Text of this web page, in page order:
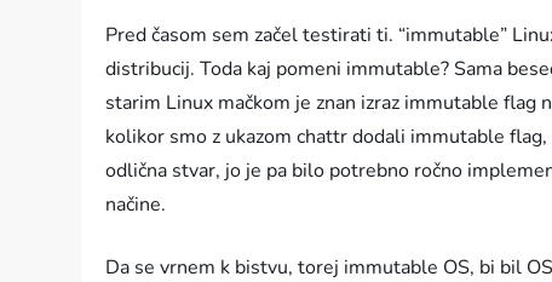
Pred časom sem začel testirati ti. “immutable”
distribucij. Toda kaj pomeni immutable? Sama
starim Linux mačkom je znan izraz immutable
kolikor smo z ukazom chattr dodali immutable
odlična stvar, jo je pa bilo potrebno ročno
načine.
Da se vrnem k bistvu, torej immutable OS, bi bil